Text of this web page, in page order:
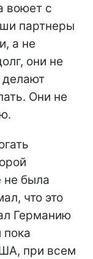
воюет с
партнеры
а не
они не
делают
Они не
не была
что это
Германию
пока
при всем